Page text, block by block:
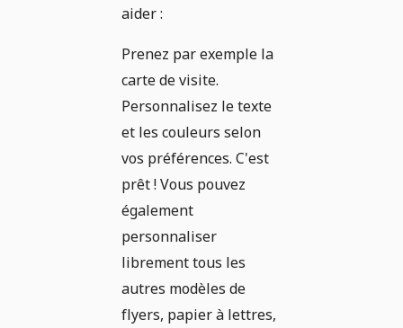
aider :
Prenez par exemple la
carte de visite.
Personnalisez le texte
et les couleurs selon
vos préférences. C'est
prêt ! Vous pouvez
également
personnaliser
librement tous les
autres modèles de
flyers, papier à lettres,